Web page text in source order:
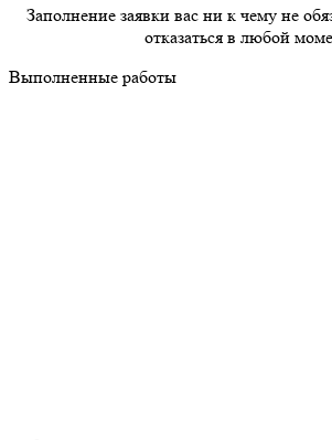
Заполнение заявки вас ни к чему не
отказаться в любой
Выполненные работы